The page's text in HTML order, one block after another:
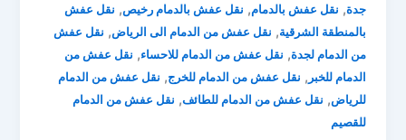
جدة, نقل عفش بالدمام, نقل عفش بالدمام رخيص, نقل عفش
بالمنطقة الشرقية, نقل عفش من الدمام الى الرياض, نقل عفش
من الدمام لجدة, نقل عفش من الدمام للاحساء, نقل عفش من
الدمام للخبر , نقل عفش من الدمام للخرج, نقل عفش من الدمام
للرياض, نقل عفش من الدمام للطائف, نقل عفش من الدمام
للقصيم